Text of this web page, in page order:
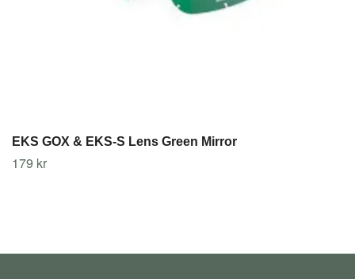
EKS GOX & EKS-S Lens Green Mirror
179 kr